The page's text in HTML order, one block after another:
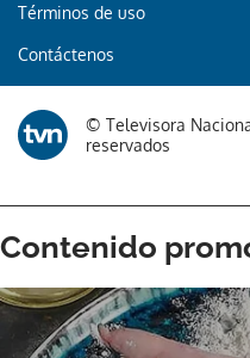
Términos de uso
Contáctenos
© Televisora
reservados